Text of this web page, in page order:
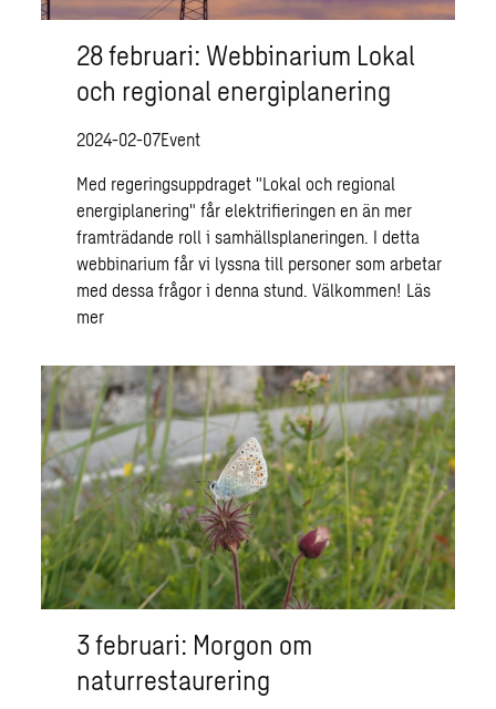
28 februari: Webbinarium Lokal
och regional energiplanering
2024-02-07Event
Med regeringsuppdraget "Lokal och regional
energiplanering" får elektrifieringen en än mer
framträdande roll i samhällsplaneringen. I detta
webbinarium får vi lyssna till personer som arbetar
med dessa frågor i denna stund. Välkommen! Läs
mer
3 februari: Morgon om
naturrestaurering